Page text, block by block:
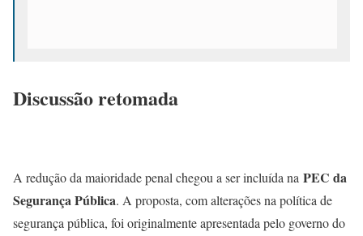
Discussão retomada
A redução da maioridade penal chegou a ser incluída na PEC da
Segurança Pública. A proposta, com alterações na política de
segurança pública, foi originalmente apresentada pelo governo do